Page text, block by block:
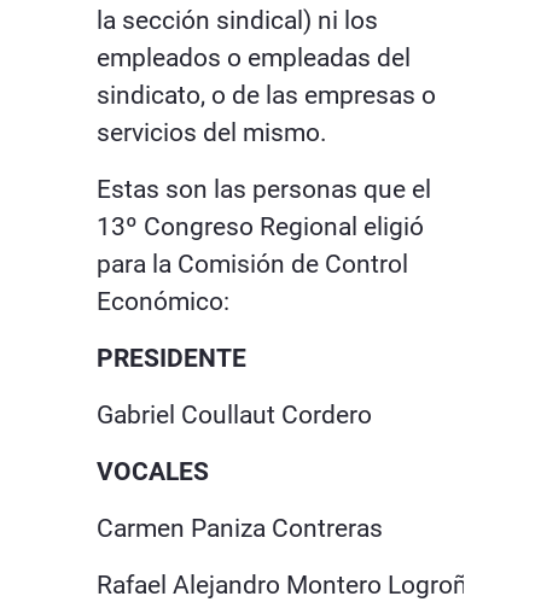
la sección sindical) ni los
empleados o empleadas del
sindicato, o de las empresas o
servicios del mismo.
Estas son las personas que el
13º Congreso Regional eligió
para la Comisión de Control
Económico:
PRESIDENTE
Gabriel Coullaut Cordero
VOCALES
Carmen Paniza Contreras
Rafael Alejandro Montero Logroño